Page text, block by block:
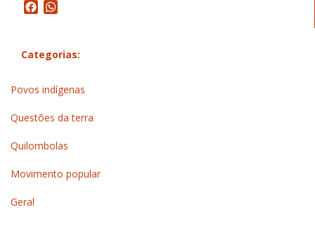
Facebook
Categorias:
Povos indígenas
Questões da terra
Quilombolas
Movimento popular
Geral